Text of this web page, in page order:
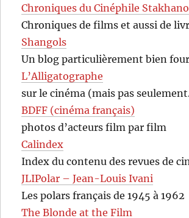
Chroniques du Cinéphile
Chroniques de films et aussi de
Shangols
Un blog particulièrement bien
L’Alligatographe
sur le cinéma (mais pas
BDFF (cinéma français)
photos d’acteurs film par film
Calindex
Index du contenu des revues de
JLIPolar – Jean-Louis Ivani
Les polars français de 1945 à 1962
The Blonde at the Film